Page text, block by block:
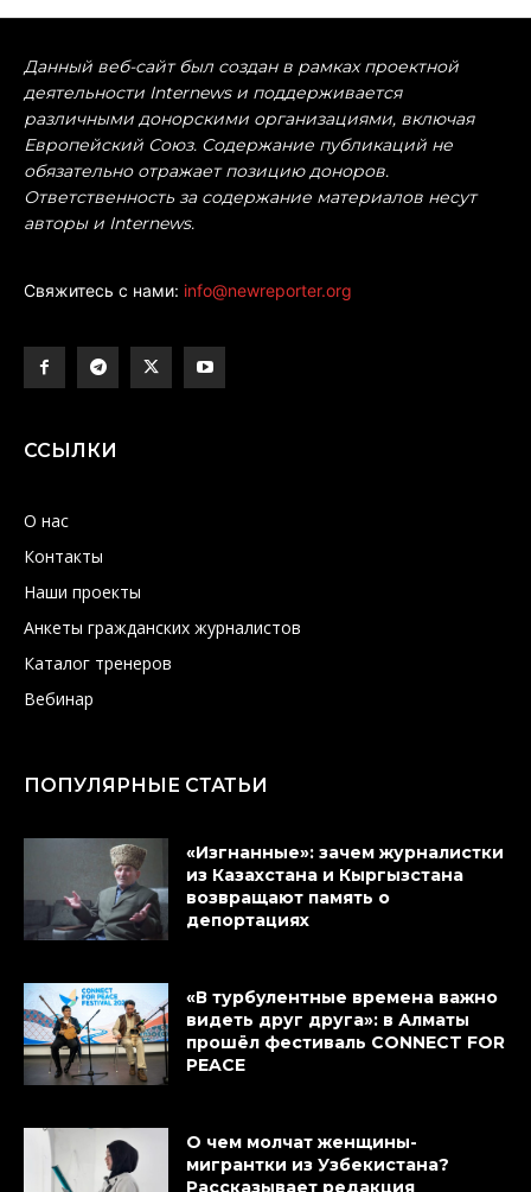
Данный веб-сайт был создан в рамках проектной
деятельности Internews и поддерживается
различными донорскими организациями, включая
Европейский Союз. Содержание публикаций не
обязательно отражает позицию доноров.
Ответственность за содержание материалов несут
авторы и Internews.
Свяжитесь с нами: info@newreporter.org
ССЫЛКИ
О нас
Контакты
Наши проекты
Анкеты гражданских журналистов
Каталог тренеров
Вебинар
ПОПУЛЯРНЫЕ СТАТЬИ
«Изгнанные»: зачем журналистки
из Казахстана и Кыргызстана
возвращают память о
депортациях
«В турбулентные времена важно
видеть друг друга»: в Алматы
прошёл фестиваль CONNECT FOR
PEACE
О чем молчат женщины-
мигрантки из Узбекистана?
Рассказывает редакция